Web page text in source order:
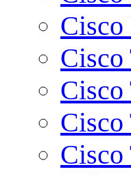
Cisco
Cisco
Cisco
Cisco
Cisco